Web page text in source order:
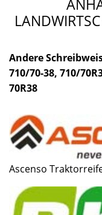
Andere
710/70-38, 710/
70R38
Ascenso